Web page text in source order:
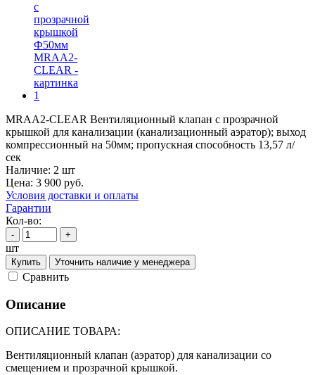
MRAA2-CLEAR Вентиляционный клапан с прозрачной
крышкой для канализации (канализационный аэратор); выход
компрессионный на 50мм; пропускная способность 13,57 л/
сек
Наличие: 2 шт
Цена: 3 900 руб.
Условия доставки и оплаты
Гарантии
Кол-во:
- +
шт
Купить Уточнить наличие у менеджера
Cравнить
Описание
ОПИСАНИЕ ТОВАРА:
Вентиляционный клапан (аэратор) для канализации со
смещением и прозрачной крышкой.